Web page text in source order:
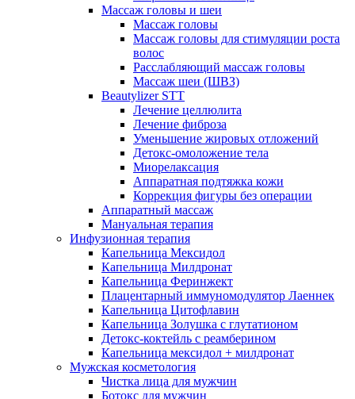
Массаж головы и шеи
Массаж головы
Массаж головы для стимуляции роста
волос
Расслабляющий массаж головы
Массаж шеи (ШВЗ)
Beautylizer STT
Лечение целлюлита
Лечение фиброза
Уменьшение жировых отложений
Детокс-омоложение тела
Миорелаксация
Аппаратная подтяжка кожи
Коррекция фигуры без операции
Аппаратный массаж
Мануальная терапия
Инфузионная терапия
Капельница Мексидол
Капельница Милдронат
Капельница Феринжект
Плацентарный иммуномодулятор Лаеннек
Капельница Цитофлавин
Капельница Золушка с глутатионом
Детокс-коктейль с реамберином
Капельница мексидол + милдронат
Мужская косметология
Чистка лица для мужчин
Ботокс для мужчин